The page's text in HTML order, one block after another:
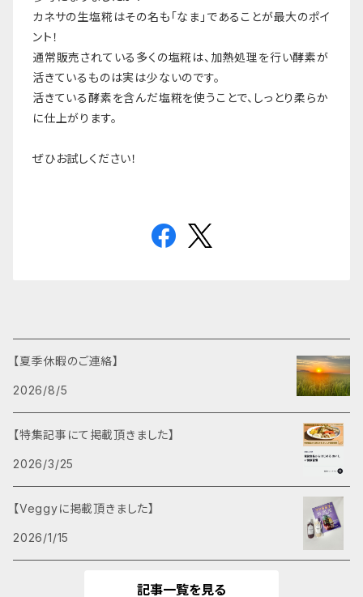
カネサの生塩糀はその名も「なま」であることが最大のポイ
ント！
通常販売されている多くの塩糀は、加熱処理を行い酵素が
活きているものは実は少ないのです。
活きている酵素を含んだ塩糀を使うことで、しっとり柔らか
に仕上がります。
ぜひお試しください！
【夏季休暇のご連絡】
2026/8/5
【特集記事にて掲載頂きました】
2026/3/25
【Veggyに掲載頂きました】
2026/1/15
記事一覧を見る